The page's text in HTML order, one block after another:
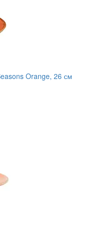
Orange, 26 см